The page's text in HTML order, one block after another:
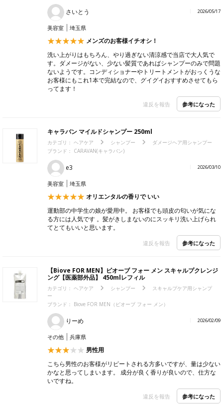
さいとう 2026/05/17
美容室 埼玉県
メンズのお客様イチオシ！
洗い上がりはもちろん、やり過ぎない清涼感で当店で大人気で
す。ダメージがない、少ない髪質であればシャンプーのみで問題
ないようです。コンディショナーやトリートメントがおっくうな
お客様にもこれ1本で完結なので、グイグイおすすめさせてもら
ってます！
違反を報告 参考になった
キャラバン マイルドシャンプー 250ml
カテゴリ： ヘアケア シャンプー
ダメージヘア用シャンプー
ブランド： CARAVAN(キャラバン)
e3 2026/03/10
美容室 埼玉県
オリエンタルの香りで いい
運動部の中学生の娘が愛用中。 お客様でも頭皮の匂いが気にな
る方には人気です 。髪がきしまないのにスッキリ洗い上げられ
てとてもいいと思います。
違反を報告 参考になった
【Biove FOR MEN】ビオーブ フォー メン スキャルプクレンジ
ング【医薬部外品】 450mlレフィル
カテゴリ： ヘアケア シャンプー
スキャルプケア用シャンプ
ー
ブランド： Biove FOR MEN（ビオーブ フォー メン）
りーめ 2026/02/09
その他 兵庫県
男性用
こちら男性のお客様がリピートされる方多いですが、量は少ない
かなと思ってしまいます。 成分が良く香りが良いので、仕方な
いですね。
違反を報告 参考になった